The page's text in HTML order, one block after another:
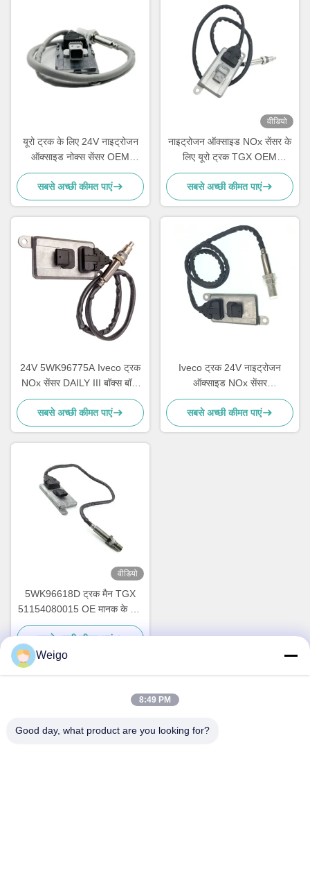
यूरो ट्रक के लिए 24V नाइट्रोजन
ऑक्साइड नोक्स सेंसर OEM
2294290 5WK97400
सबसे अच्छी कीमत पाएं
वीडियो
नाइट्रोजन ऑक्साइड NOx सेंसर के
लिए यूरो ट्रक TGX OEM
51154080019 5WK96790B
सबसे अच्छी कीमत पाएं
24V 5WK96775A Iveco ट्रक
NOx सेंसर DAILY III बॉक्स बॉडी
5801754014
सबसे अच्छी कीमत पाएं
Iveco ट्रक 24V नाइट्रोजन
ऑक्साइड NOx सेंसर
5WK96615F 5801754015
सबसे अच्छी कीमत पाएं
वीडियो
5WK96618D ट्रक मैन TGX
51154080015 OE मानक के लिए
NOx सेंसर
सबसे अच्छी कीमत पाएं
Weigo
8:49 PM
Good day, what product are you looking for?